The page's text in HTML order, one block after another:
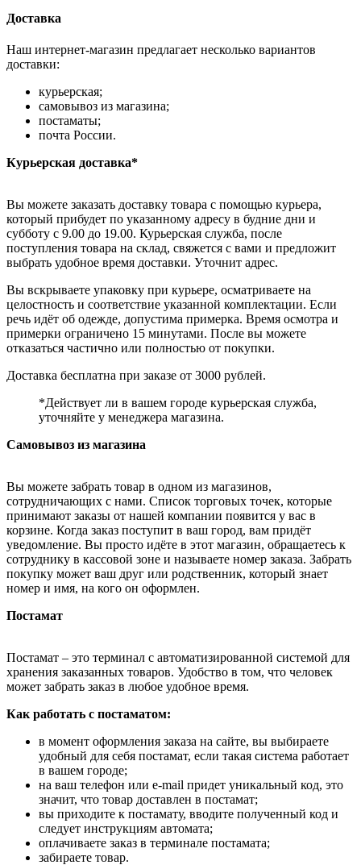
Доставка
Наш интернет-магазин предлагает несколько вариантов
доставки:
курьерская;
самовывоз из магазина;
постаматы;
почта России.
Курьерская доставка*
Вы можете заказать доставку товара с помощью курьера,
который прибудет по указанному адресу в будние дни и
субботу с 9.00 до 19.00. Курьерская служба, после
поступления товара на склад, свяжется с вами и предложит
выбрать удобное время доставки. Уточнит адрес.
Вы вскрываете упаковку при курьере, осматриваете на
целостность и соответствие указанной комплектации. Если
речь идёт об одежде, допустима примерка. Время осмотра и
примерки ограничено 15 минутами. После вы можете
отказаться частично или полностью от покупки.
Доставка бесплатна при заказе от 3000 рублей.
*Действует ли в вашем городе курьерская служба,
уточняйте у менеджера магазина.
Самовывоз из магазина
Вы можете забрать товар в одном из магазинов,
сотрудничающих с нами. Список торговых точек, которые
принимают заказы от нашей компании появится у вас в
корзине. Когда заказ поступит в ваш город, вам придёт
уведомление. Вы просто идёте в этот магазин, обращаетесь к
сотруднику в кассовой зоне и называете номер заказа. Забрать
покупку может ваш друг или родственник, который знает
номер и имя, на кого он оформлен.
Постамат
Постамат – это терминал с автоматизированной системой для
хранения заказанных товаров. Удобство в том, что человек
может забрать заказ в любое удобное время.
Как работать с постаматом:
в момент оформления заказа на сайте, вы выбираете
удобный для себя постамат, если такая система работает
в вашем городе;
на ваш телефон или e-mail придет уникальный код, это
значит, что товар доставлен в постамат;
вы приходите к постамату, вводите полученный код и
следует инструкциям автомата;
оплачиваете заказ в терминале постамата;
забираете товар.